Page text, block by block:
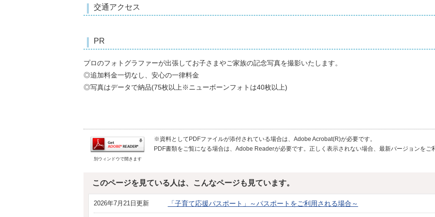
交通アクセス
PR
プロのフォトグラファーが出張してお子さまやご家族の記念写真を撮影いたします。
◎追加料金一切なし、安心の一律料金
◎写真はデータで納品(75枚以上※ニューボーンフォトは40枚以上)
別ウィンドウで開きます
※資料としてPDFファイルが添付されている場合は、Adobe Acrobat(R)が必要です。
PDF書類をご覧になる場合は、Adobe Readerが必要です。正しく表示されない場合、最新バージョンをご
このページを見ている人は、こんなページも見ています。
2026年7月21日更新 「子育て応援パスポート」～パスポートをご利用される場合～